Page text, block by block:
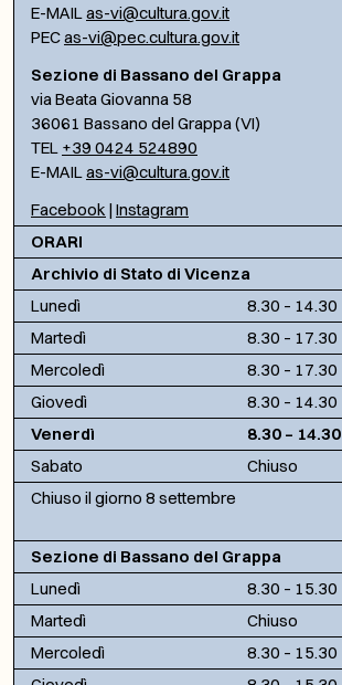
E-MAILas-vi@cultura.gov.it
PECas-vi@pec.cultura.gov.it
Sezione di Bassano del Grappa
via Beata Giovanna 58
36061 Bassano del Grappa (VI)
TEL +39 0424 524890
E-MAILas-vi@cultura.gov.it
Facebook | Instagram
ORARI
Archivio di Stato di Vicenza
Lunedì
8.30 – 14.30
Martedì
8.30 – 17.30
Mercoledì
8.30 – 17.30
Giovedì
8.30 – 14.30
Venerdì
8.30 – 14.30
Sabato
Chiuso
Chiuso il giorno 8 settembre
Sezione di Bassano del Grappa
Lunedì
8.30 – 15.30
Martedì
Chiuso
Mercoledì
8.30 – 15.30